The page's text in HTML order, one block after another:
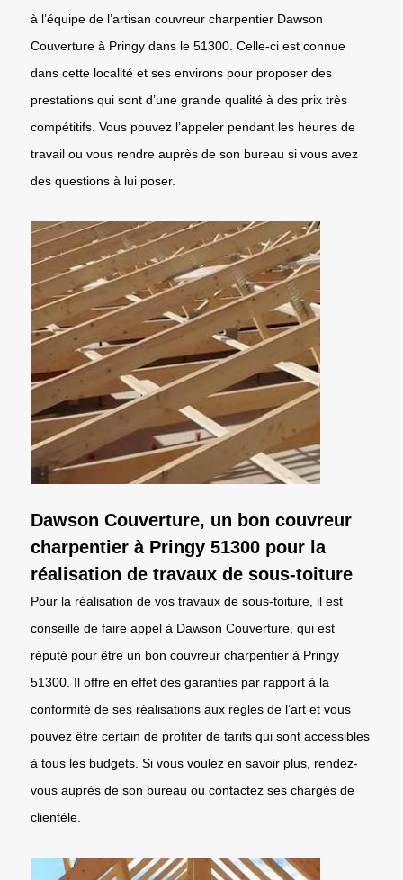
à l’équipe de l’artisan couvreur charpentier Dawson
Couverture à Pringy dans le 51300. Celle-ci est connue
dans cette localité et ses environs pour proposer des
prestations qui sont d’une grande qualité à des prix très
compétitifs. Vous pouvez l’appeler pendant les heures de
travail ou vous rendre auprès de son bureau si vous avez
des questions à lui poser.
Dawson Couverture, un bon couvreur
charpentier à Pringy 51300 pour la
réalisation de travaux de sous-toiture
Pour la réalisation de vos travaux de sous-toiture, il est
conseillé de faire appel à Dawson Couverture, qui est
réputé pour être un bon couvreur charpentier à Pringy
51300. Il offre en effet des garanties par rapport à la
conformité de ses réalisations aux règles de l’art et vous
pouvez être certain de profiter de tarifs qui sont accessibles
à tous les budgets. Si vous voulez en savoir plus, rendez-
vous auprès de son bureau ou contactez ses chargés de
clientèle.